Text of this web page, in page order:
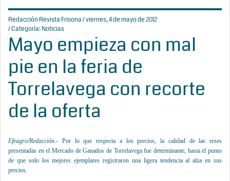
Redacción Revista Frisona/ viernes, 4 de mayo de 2012
/ Categoría:Noticias
Mayo empieza con mal
pie en la feria de
Torrelavega con recorte
de la oferta
Efeagro/Redacción.- Por lo que respecta a los precios, la calidad de las reses
presentadas en el Mercado de Ganados de Torrelavega fue determinante, hasta el punto
de que solo los mejores ejemplares registraron una ligera tendencia al alza en sus
precios.